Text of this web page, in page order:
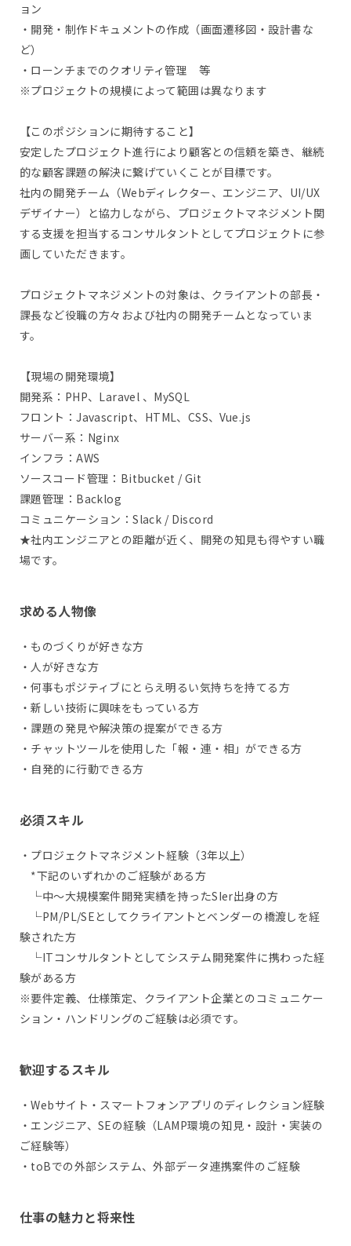
ョン
・開発・制作ドキュメントの作成（画面遷移図・設計書な
ど）
・ローンチまでのクオリティ管理 等
※プロジェクトの規模によって範囲は異なります
【このポジションに期待すること】
安定したプロジェクト進行により顧客との信頼を築き、継続
的な顧客課題の解決に繋げていくことが目標です。
社内の開発チーム（Webディレクター、エンジニア、UI/UX
デザイナー）と協力しながら、プロジェクトマネジメント関
する支援を担当するコンサルタントとしてプロジェクトに参
画していただきます。
プロジェクトマネジメントの対象は、クライアントの部長・
課長など役職の方々および社内の開発チームとなっていま
す。
【現場の開発環境】
開発系：PHP、Laravel 、MySQL
フロント：Javascript、HTML、CSS、Vue.js
サーバー系：Nginx
インフラ：AWS
ソースコード管理：Bitbucket / Git
課題管理：Backlog
コミュニケーション：Slack / Discord
★社内エンジニアとの距離が近く、開発の知見も得やすい職
場です。
求める人物像
・ものづくりが好きな方
・人が好きな方
・何事もポジティブにとらえ明るい気持ちを持てる方
・新しい技術に興味をもっている方
・課題の発見や解決策の提案ができる方
・チャットツールを使用した「報・連・相」ができる方
・自発的に行動できる方
必須スキル
・プロジェクトマネジメント経験（3年以上）
*下記のいずれかのご経験がある方
└中～大規模案件開発実績を持ったSIer出身の方
└PM/PL/SEとしてクライアントとベンダーの橋渡しを経
験された方
└ITコンサルタントとしてシステム開発案件に携わった経
験がある方
※要件定義、仕様策定、クライアント企業とのコミュニケー
ション・ハンドリングのご経験は必須です。
歓迎するスキル
・Webサイト・スマートフォンアプリのディレクション経験
・エンジニア、SEの経験（LAMP環境の知見・設計・実装の
ご経験等）
・toBでの外部システム、外部データ連携案件のご経験
仕事の魅力と将来性